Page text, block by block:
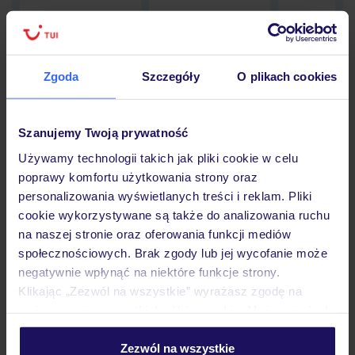
Zgoda Szczegóły O plikach cookies
Szanujemy Twoją prywatność
Używamy technologii takich jak pliki cookie w celu
poprawy komfortu użytkowania strony oraz
personalizowania wyświetlanych treści i reklam. Pliki
cookie wykorzystywane są także do analizowania ruchu
na naszej stronie oraz oferowania funkcji mediów
społecznościowych. Brak zgody lub jej wycofanie może
negatywnie wpłynąć na niektóre funkcje strony.
Klikając „Zezwól na wszystkie” wyrażasz zgodę na
personalizować swój wybór wchodząc w zakładkę
Zezwól na wszystkie
Hotel
Opinie
Pokoje
Wyżywienie
Atrakcje